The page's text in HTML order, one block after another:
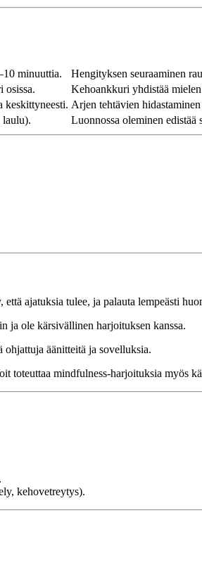
minuuttia.
Hengityksen seuraaminen
osissa.
Kehoankkuri yhdistää
keskittyneesti. Arjen tehtävien
Luonnossa oleminen edistää
ajatuksia tulee, ja palauta lempeästi
ja ole kärsivällinen harjoituksen kanssa.
äänitteitä ja sovelluksia.
toteuttaa mindfulness-harjoituksia myös
kehovetreytys).